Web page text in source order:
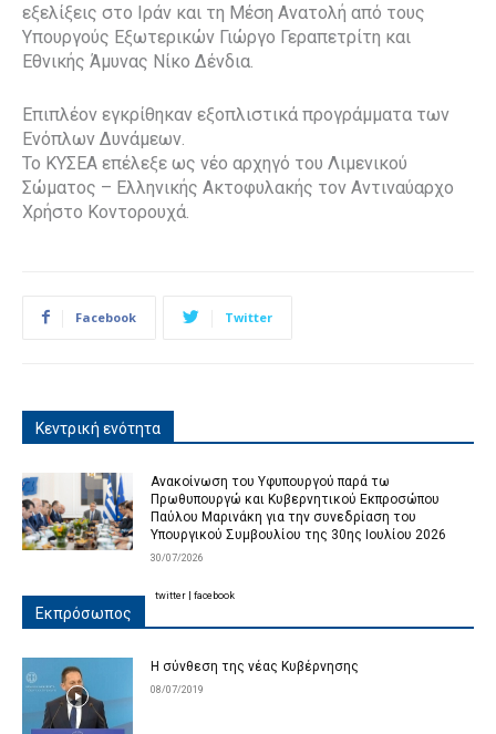
εξελίξεις στο Ιράν και τη Μέση Ανατολή από τους
Υπουργούς Εξωτερικών Γιώργο Γεραπετρίτη και
Eθνικής Άμυνας Νίκο Δένδια.
Επιπλέον εγκρίθηκαν εξοπλιστικά προγράμματα των
Ενόπλων Δυνάμεων.
Το ΚΥΣΕΑ επέλεξε ως νέο αρχηγό του Λιμενικού
Σώματος – Ελληνικής Ακτοφυλακής τον Αντιναύαρχο
Χρήστο Κοντορουχά.
Facebook Twitter
Κεντρική ενότητα
Ανακοίνωση του Υφυπουργού παρά τω
Πρωθυπουργώ και Κυβερνητικού Εκπροσώπου
Παύλου Μαρινάκη για την συνεδρίαση του
Υπουργικού Συμβουλίου της 30ης Ιουλίου 2026
30/07/2026
Εκπρόσωπος
Η σύνθεση της νέας Κυβέρνησης
08/07/2019
twitter facebook